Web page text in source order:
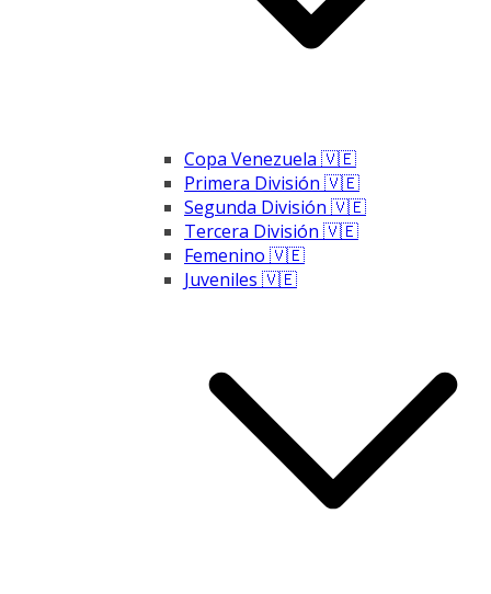
Copa Venezuela 🇻🇪
Primera División 🇻🇪
Segunda División 🇻🇪
Tercera División 🇻🇪
Femenino 🇻🇪
Juveniles 🇻🇪